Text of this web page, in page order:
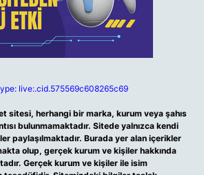
live:.cid.575569c608265c69
sitesi, herhangi bir marka, kurum veya şahıs
bulunmamaktadır. Sitede yalnızca kendi
paylaşılmaktadır. Burada yer alan içerikler
olup, gerçek kurum ve kişiler hakkında
Gerçek kurum ve kişiler ile isim